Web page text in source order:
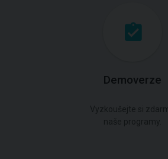
Demoverze